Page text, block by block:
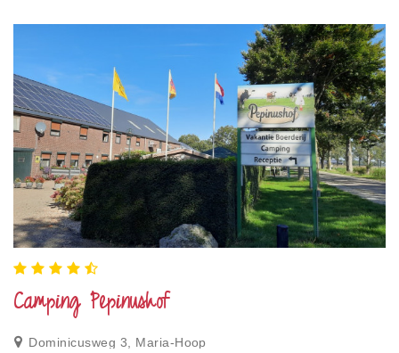
Camping Pepinushof
Dominicusweg 3, Maria-Hoop